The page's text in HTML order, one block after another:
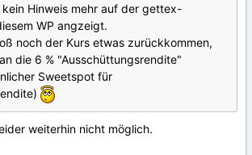
Hinweis mehr auf der gettex-
WP angzeigt.
noch der Kurs etwas zurückkommen,
die 6 % "Ausschüttungsrendite"
Sweetspot für
weiterhin nicht möglich.